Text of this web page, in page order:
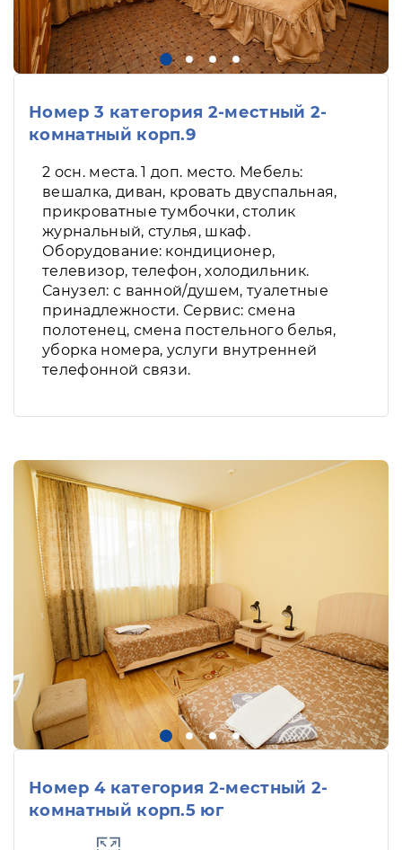
Номер 3 категория 2-местный 2-
комнатный корп.9
2 осн. места. 1 доп. место. Мебель:
вешалка, диван, кровать двуспальная,
прикроватные тумбочки, столик
журнальный, стулья, шкаф.
Оборудование: кондиционер,
телевизор, телефон, холодильник.
Санузел: с ванной/душем, туалетные
принадлежности. Сервис: смена
полотенец, смена постельного белья,
уборка номера, услуги внутренней
телефонной связи.
Номер 4 категория 2-местный 2-
комнатный корп.5 юг